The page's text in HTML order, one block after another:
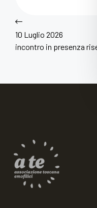
10 Luglio 2026
incontro in presenza